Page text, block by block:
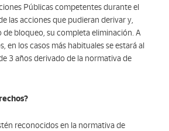
Públicas competentes durante el
las acciones que pudieran derivar y,
bloqueo, su completa eliminación. A
en los casos más habituales se estará al
3 años derivado de la normativa de
reconocidos en la normativa de